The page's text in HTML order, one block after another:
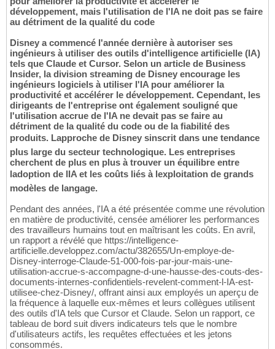
développement, mais l'utilisation de l'IA ne doit pas se faire
au détriment de la qualité du code
Disney a commencé l'année dernière à autoriser ses
ingénieurs à utiliser des outils d'intelligence artificielle (IA)
tels que Claude et Cursor. Selon un article de Business
Insider, la division streaming de Disney encourage les
ingénieurs logiciels à utiliser l'IA pour améliorer la
productivité et accélérer le développement. Cependant, les
dirigeants de l'entreprise ont également souligné que
l'utilisation accrue de l'IA ne devait pas se faire au
détriment de la qualité du code ou de la fiabilité des
produits. Lapproche de Disney sinscrit dans une tendance
plus large du secteur technologique. Les entreprises
cherchent de plus en plus à trouver un équilibre entre
ladoption de lIA et les coûts liés à lexploitation de grands
modèles de langage.
Pendant des années, l'IA a été présentée comme une révolution
en matière de productivité, censée améliorer les performances
des travailleurs humains tout en maîtrisant les coûts. En avril,
un rapport a révélé que https://intelligence-
artificielle.developpez.com/actu/382655/Un-employe-de-
Disney-interroge-Claude-51-000-fois-par-jour-mais-une-
utilisation-accrue-s-accompagne-d-une-hausse-des-couts-des-
documents-internes-confidentiels-revelent-comment-l-IA-est-
utilisee-chez-Disney/, offrant ainsi aux employés un aperçu de
la fréquence à laquelle eux-mêmes et leurs collègues utilisent
des outils d'IA tels que Cursor et Claude. Selon un rapport, ce
tableau de bord suit divers indicateurs tels que le nombre
d'utilisateurs actifs, les requêtes effectuées et les jetons
consommés.